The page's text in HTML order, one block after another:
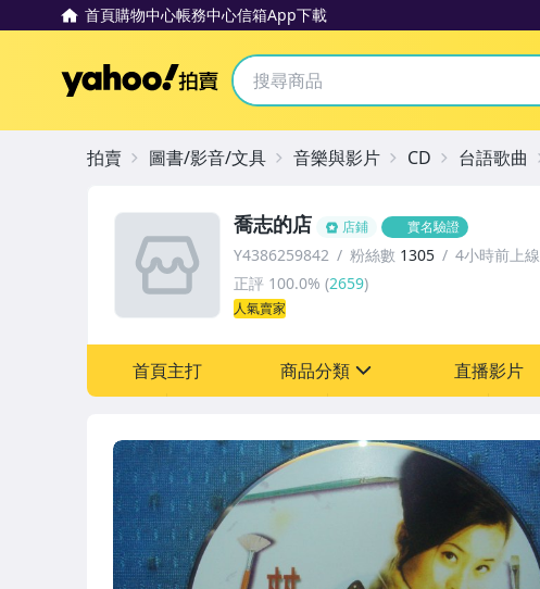
首頁購物中心帳務中心信箱App下載
Yahoo拍賣
喬志的店 店鋪 實名驗證
Y4386259842 粉絲數 1305
4小時前上線
正評 100.0% (2659)
人氣賣家
首頁主打 商品分類
國語光碟
台語光碟
直播影片
拍賣 圖書/影音/文具 音樂與影片 CD 台語歌曲